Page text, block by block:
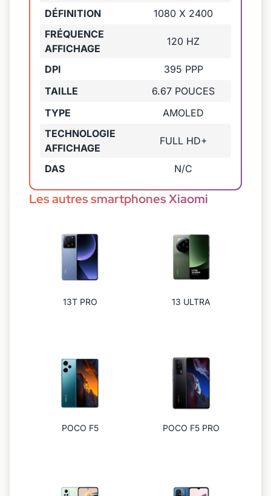
DÉFINITION
1080 X 2400
FRÉQUENCE
AFFICHAGE
120 HZ
DPI
395 PPP
TAILLE
6.67 POUCES
TYPE
AMOLED
TECHNOLOGIE
AFFICHAGE
FULL HD+
DAS N/C
Les autres smartphones Xiaomi
13T PRO 13 ULTRA
POCO F5 POCO F5 PRO